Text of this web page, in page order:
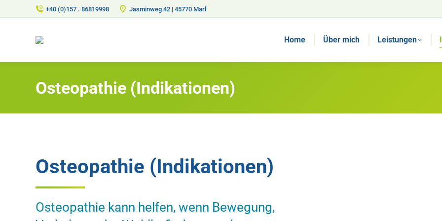
+40 (0)157 . 86819998 Jasminweg 42 | 45770 Marl
Home Über mich Leistungen
Osteopathie (Indikationen)
Osteopathie (Indikationen)
Osteopathie kann helfen, wenn Bewegung,